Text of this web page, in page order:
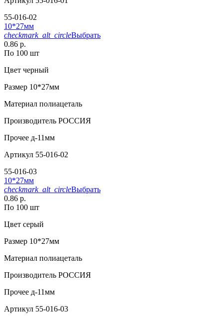
55-016-02
10*27мм
checkmark_alt_circleВыбрать
0.86 р.
По 100 шт
Цвет черный
Размер 10*27мм
Материал полиацеталь
Производитель РОССИЯ
Прочее д-11мм
Артикул 55-016-02
55-016-03
10*27мм
checkmark_alt_circleВыбрать
0.86 р.
По 100 шт
Цвет серый
Размер 10*27мм
Материал полиацеталь
Производитель РОССИЯ
Прочее д-11мм
Артикул 55-016-03